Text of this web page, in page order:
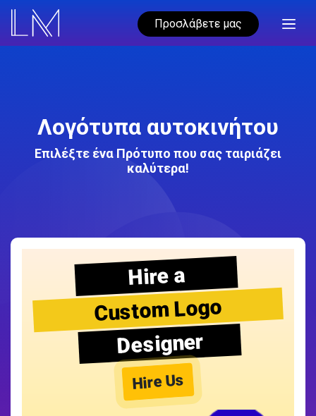
Προσλάβετε μας
Λογότυπα αυτοκινήτου
Επιλέξτε ένα Πρότυπο που σας ταιριάζει
καλύτερα!
Hire a
Custom Logo
Designer
Hire Us